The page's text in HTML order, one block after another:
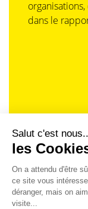
dans le
JE
Je suis déjà